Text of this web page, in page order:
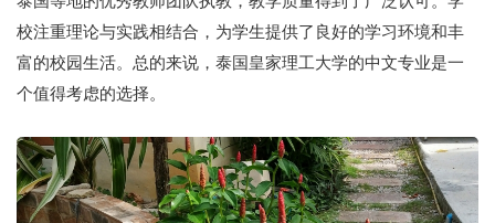
校注重理论与实践相结合，为学生提供了良好的学习环境和丰
富的校园生活。总的来说，泰国皇家理工大学的中文专业是一
个值得考虑的选择。